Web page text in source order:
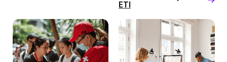
ETI